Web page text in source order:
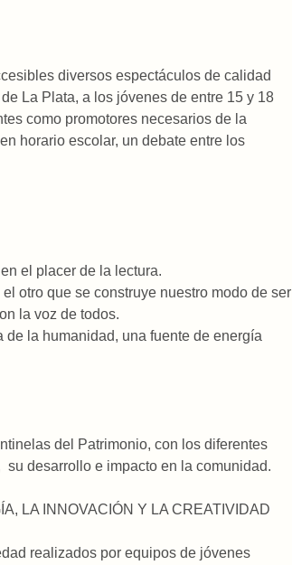
diversos espectáculos de calidad
La Plata, a los jóvenes de entre 15 y 18
como promotores necesarios de la
horario escolar, un debate entre los
el placer de la lectura.
otro que se construye nuestro modo de ser
la voz de todos.
la humanidad, una fuente de energía
del Patrimonio, con los diferentes
desarrollo e impacto en la comunidad.
LA INNOVACIÓN Y LA CREATIVIDAD
realizados por equipos de jóvenes